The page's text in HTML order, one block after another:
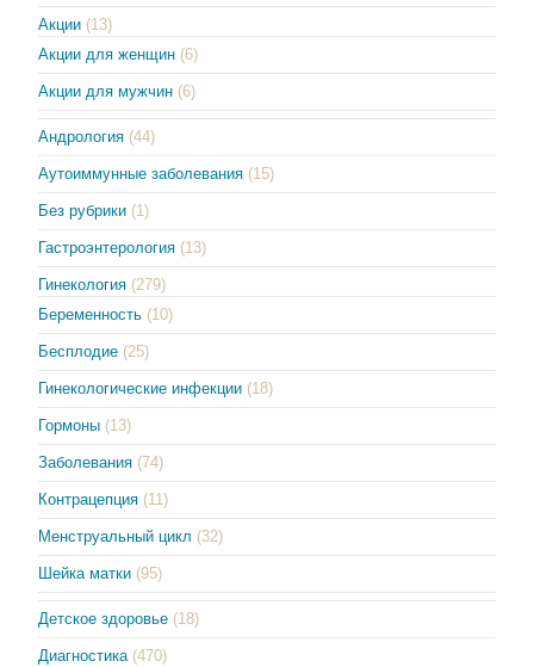
Акции (13)
Акции для женщин (6)
Акции для мужчин (6)
Андрология (44)
Аутоиммунные заболевания (15)
Без рубрики (1)
Гастроэнтерология (13)
Гинекология (279)
Беременность (10)
Бесплодие (25)
Гинекологические инфекции (18)
Гормоны (13)
Заболевания (74)
Контрацепция (11)
Менструальный цикл (32)
Шейка матки (95)
Детское здоровье (18)
Диагностика (470)